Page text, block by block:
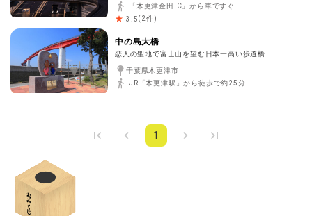
「木更津金田IC」から車ですぐ
3.5( 2件)
中の島大橋
恋人の聖地で富士山を望む日本一高い歩道橋
千葉県木更津市
JR「木更津駅」から徒歩で約25分
1